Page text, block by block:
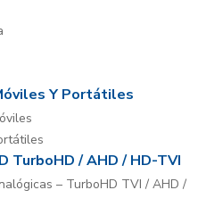
Y Portátiles
TurboHD / AHD / HD-TVI
– TurboHD TVI / AHD /